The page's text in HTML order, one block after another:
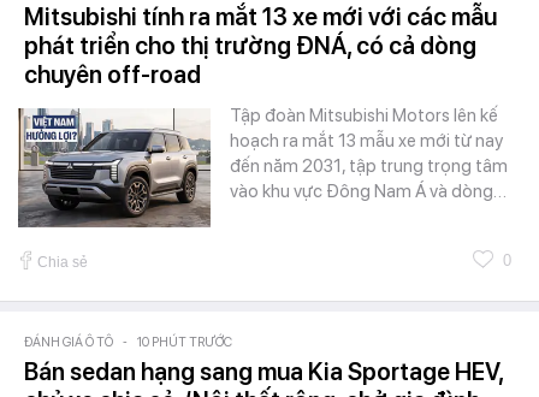
Mitsubishi tính ra mắt 13 xe mới với các mẫu
phát triển cho thị trường ĐNÁ, có cả dòng
chuyên off-road
Tập đoàn Mitsubishi Motors lên kế
hoạch ra mắt 13 mẫu xe mới từ nay
đến năm 2031, tập trung trọng tâm
vào khu vực Đông Nam Á và dòng…
Chia sẻ 0
ĐÁNH GIÁ Ô TÔ - 10 PHÚT TRƯỚC
Bán sedan hạng sang mua Kia Sportage HEV,